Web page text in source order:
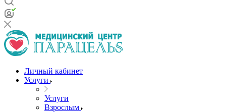
Личный кабинет
Услуги
Услуги
Взрослым